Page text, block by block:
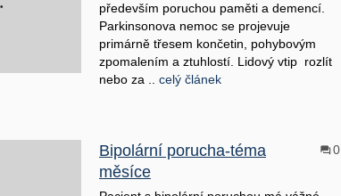
především poruchou paměti a demencí.
Parkinsonova nemoc se projevuje
primárně třesem končetin, pohybovým
zpomalením a ztuhlostí. Lidový vtip rozlít
nebo za .. celý článek
Bipolární porucha-téma
měsíce
0